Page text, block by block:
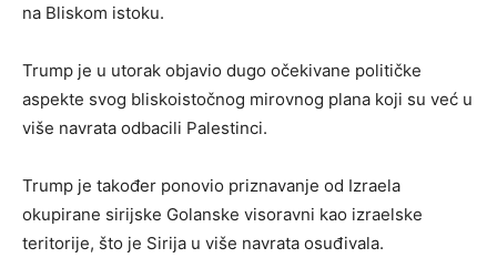
na Bliskom istoku.
Trump je u utorak objavio dugo očekivane političke
aspekte svog bliskoistočnog mirovnog plana koji su već u
više navrata odbacili Palestinci.
Trump je također ponovio priznavanje od Izraela
okupirane sirijske Golanske visoravni kao izraelske
teritorije, što je Sirija u više navrata osuđivala.